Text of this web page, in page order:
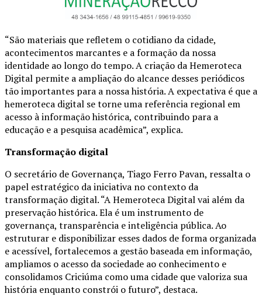
“São materiais que refletem o cotidiano da cidade,
acontecimentos marcantes e a formação da nossa
identidade ao longo do tempo. A criação da Hemeroteca
Digital permite a ampliação do alcance desses periódicos
tão importantes para a nossa história. A expectativa é que a
hemeroteca digital se torne uma referência regional em
acesso à informação histórica, contribuindo para a
educação e a pesquisa acadêmica”, explica.
Transformação digital
O secretário de Governança, Tiago Ferro Pavan, ressalta o
papel estratégico da iniciativa no contexto da
transformação digital. “A Hemeroteca Digital vai além da
preservação histórica. Ela é um instrumento de
governança, transparência e inteligência pública. Ao
estruturar e disponibilizar esses dados de forma organizada
e acessível, fortalecemos a gestão baseada em informação,
ampliamos o acesso da sociedade ao conhecimento e
consolidamos Criciúma como uma cidade que valoriza sua
história enquanto constrói o futuro”, destaca.